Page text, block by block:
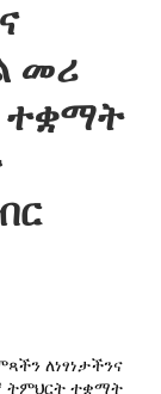
መሪ
ተቋማት
ለነፃነታችንና
ትምህርት ተቋማት